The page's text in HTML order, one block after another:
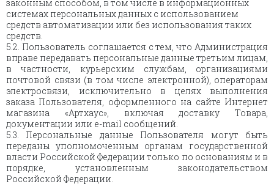
законным способом, в том числе в информационных
системах персональных данных с использованием
средств автоматизации или без использования таких
средств.
5.2. Пользователь соглашается с тем, что Администрация
вправе передавать персональные данные третьим лицам,
в частности, курьерским службам, организациями
почтовой связи (в том числе электронной), операторам
электросвязи, исключительно в целях выполнения
заказа Пользователя, оформленного на сайте Интернет
магазина «Артхаус», включая доставку Товара,
документации или e-mail сообщений.
5.3. Персональные данные Пользователя могут быть
переданы уполномоченным органам государственной
власти Российской Федерации только по основаниям и в
порядке, установленным законодательством
Российской Федерации.